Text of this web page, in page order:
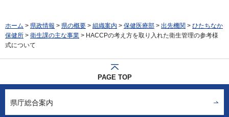
ホーム > 県政情報 > 県の概要 > 組織案内 > 保健医療部 > 出先機関 > ひたちなか
保健所 > 衛生課の主な事業 > HACCPの考え方を取り入れた衛生管理の参考様
式について
PAGE TOP
県庁総合案内